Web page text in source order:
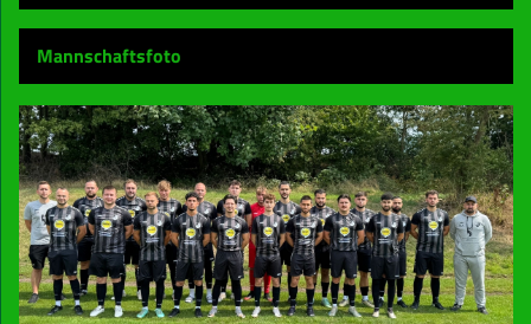
Spielbetrieb
Sponsoren
Kontaktformular
Mitglied werden
Mannschaftsfoto